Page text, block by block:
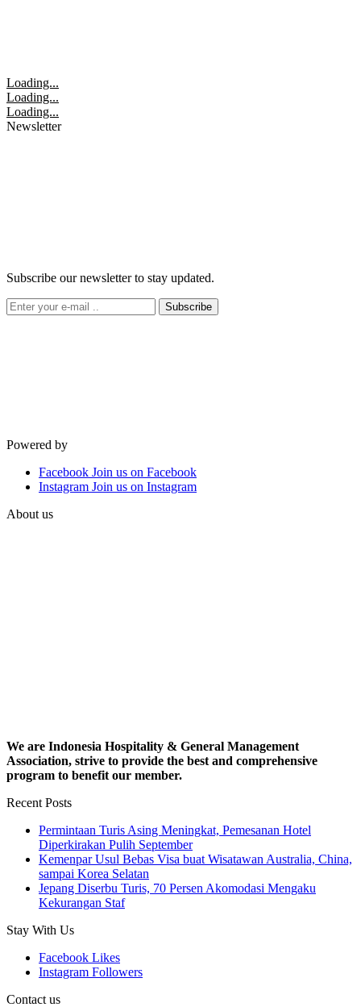
Loading...
Loading...
Loading...
Newsletter
Subscribe our newsletter to stay updated.
Subscribe
Powered by
Facebook Join us on Facebook
Instagram Join us on Instagram
About us
We are Indonesia Hospitality & General Management
Association, strive to provide the best and comprehensive
program to benefit our member.
Recent Posts
Permintaan Turis Asing Meningkat, Pemesanan Hotel
Diperkirakan Pulih September
Kemenpar Usul Bebas Visa buat Wisatawan Australia, China,
sampai Korea Selatan
Jepang Diserbu Turis, 70 Persen Akomodasi Mengaku
Kekurangan Staf
Stay With Us
Facebook Likes
Instagram Followers
Contact us